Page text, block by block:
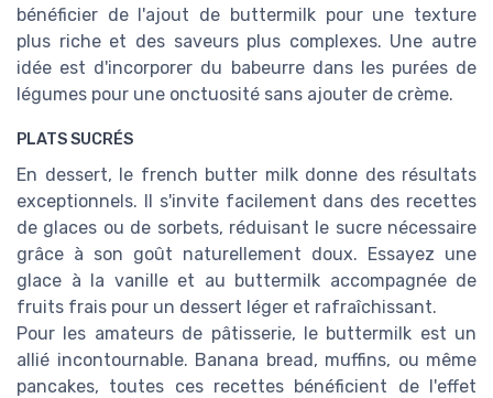
bénéficier de l'ajout de buttermilk pour une texture
plus riche et des saveurs plus complexes. Une autre
idée est d'incorporer du babeurre dans les purées de
légumes pour une onctuosité sans ajouter de crème.
PLATS SUCRÉS
En dessert, le french butter milk donne des résultats
exceptionnels. Il s'invite facilement dans des recettes
de glaces ou de sorbets, réduisant le sucre nécessaire
grâce à son goût naturellement doux. Essayez une
glace à la vanille et au buttermilk accompagnée de
fruits frais pour un dessert léger et rafraîchissant.
Pour les amateurs de pâtisserie, le buttermilk est un
allié incontournable. Banana bread, muffins, ou même
pancakes, toutes ces recettes bénéficient de l'effet